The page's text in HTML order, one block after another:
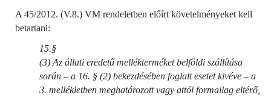
A 45/2012. (V.8.) VM rendeletben előírt követelményeket kell
betartani:
15.§
(3) Az állati eredetű mellékterméket belföldi szállítása
során – a 16. § (2) bekezdésében foglalt esetet kivéve – a
3. mellékletben meghatározott vagy attól formailag eltérő,